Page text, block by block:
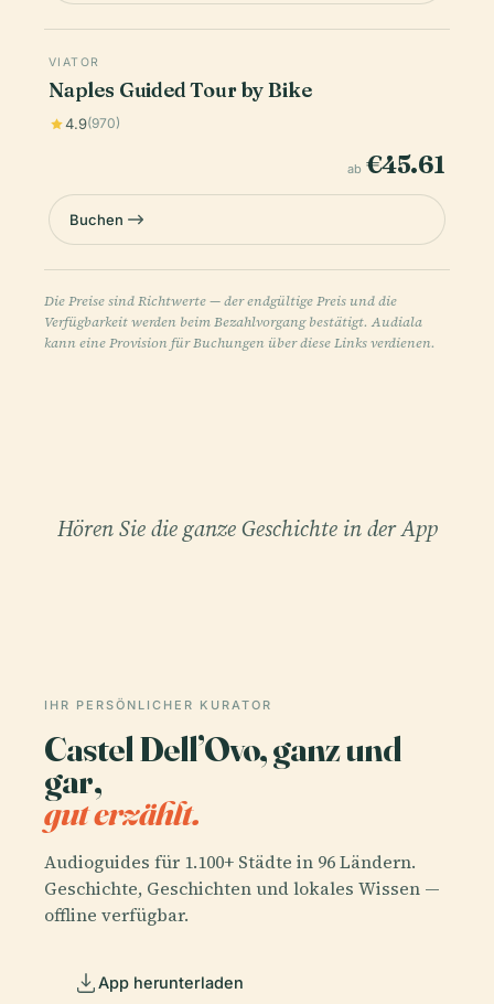
VIATOR
Naples Guided Tour by Bike
4.9(970)
ab €45.61
Buchen
Die Preise sind Richtwerte — der endgültige Preis und die
Verfügbarkeit werden beim Bezahlvorgang bestätigt. Audiala
kann eine Provision für Buchungen über diese Links verdienen.
Hören Sie die ganze Geschichte in der App
IHR PERSÖNLICHER KURATOR
Castel Dell’Ovo, ganz und
gar,
gut erzählt.
Audioguides für 1.100+ Städte in 96 Ländern.
Geschichte, Geschichten und lokales Wissen —
offline verfügbar.
App herunterladen